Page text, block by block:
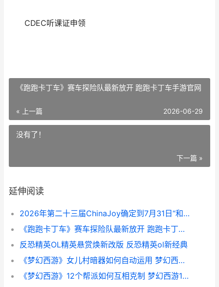
CDEC听课证申领
《跑跑卡丁车》赛车探险队最新放开 跑跑卡丁车手游官网
« 上一篇 2026-06-29
没有了！
下一篇 »
延伸阅读
2026年第二十三届ChinaJoy确定到7月31日“和AI同游”引领全球数字娱乐新风给 2026年第二十三周
《跑跑卡丁车》赛车探险队最新放开 跑跑卡丁车手游官网
反恐精英OL精英悬赏焕新改版 反恐精英ol新经典
《梦幻西游》女儿村暗器如何自动运用 梦幻西游女娲神迹剧情全攻略
《梦幻西游》12个帮派如何互相克制 梦幻西游129龙宫多少法伤才合格